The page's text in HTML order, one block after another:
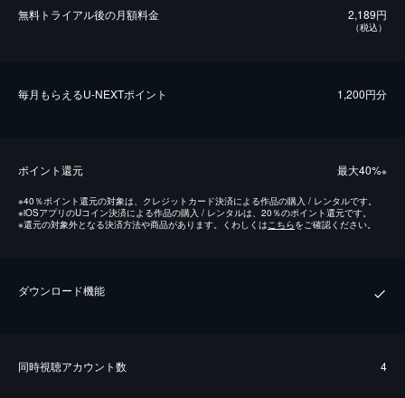
無料トライアル後の⽉額料金 2,189円
（税込）
毎⽉もらえるU-NEXTポイント 1,200円分
ポイント還元 最⼤40%※
※40％ポイント還元の対象は、クレジットカード決済による作品の購入 / レンタルです。
※iOSアプリのUコイン決済による作品の購入 / レンタルは、20％のポイント還元です。
※還元の対象外となる決済方法や商品があります。くわしくは こちらをご確認ください。
ダウンロード機能
同時視聴アカウント数 4